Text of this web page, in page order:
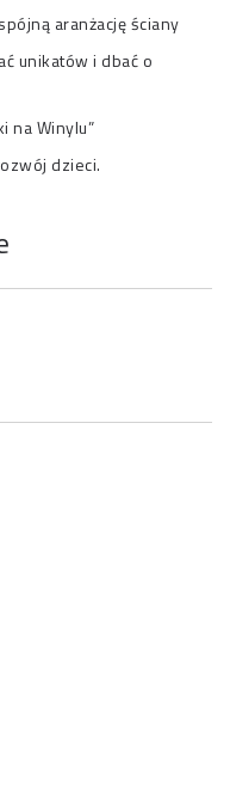
aranżację ściany
unikatów i dbać o
na Winylu”
dzieci.